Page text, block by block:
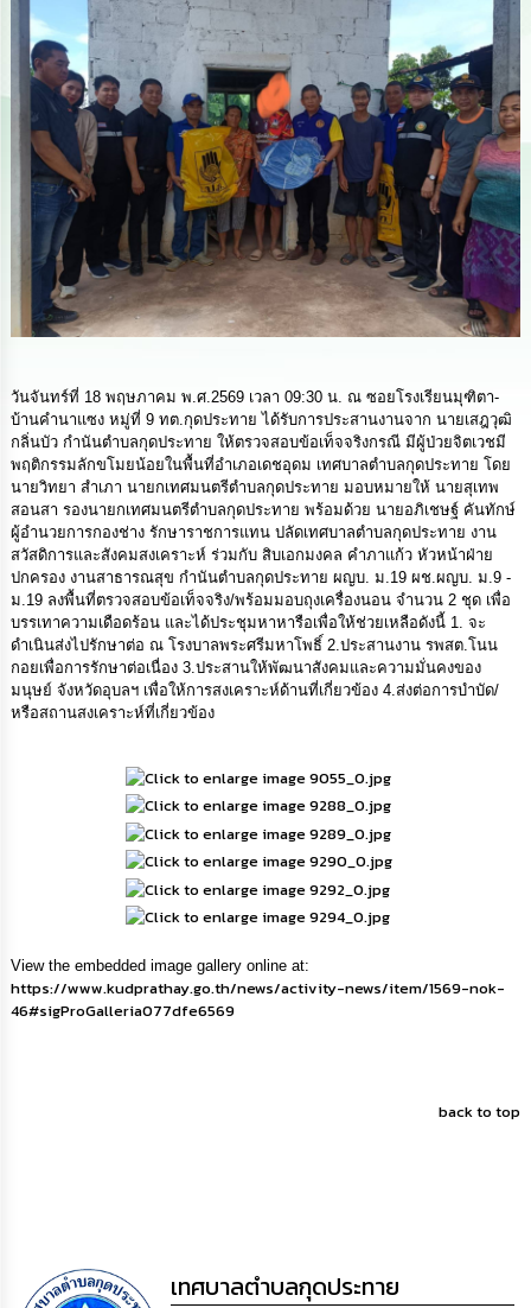
การ
คลัง
นโยบาย
No
Gift
Policy
การ
ดำเนิน
การ
เพื่อ
ป้องกัน
การ
มาตรการ
ส่ง
เสริม
คุณธรรม
และ
ความ
โปร่งใส
ร้อง
เรียน
ร้อง
ทุกข์
ท้อง
ถิ่น
ของ
ติดต่อ
วันจันทร์ที่ 18 พฤษภาคม พ.ศ.2569 เวลา 09:30 น. ณ ซอยโรงเรียนมุฑิตา-
บ้านคำนาแซง หมู่ที่ 9 ทต.กุดประทาย ได้รับการประสานงานจาก นายเสฎวุฒิ
กลิ่นบัว กำนันตำบลกุดประทาย ให้ตรวจสอบข้อเท็จจริงกรณี มีผู้ป่วยจิตเวชมี
พฤติกรรมลักขโมยน้อยในพื้นที่อำเภอเดชอุดม เทศบาลตำบลกุดประทาย โดย
นายวิทยา สำเภา นายกเทศมนตรีตำบลกุดประทาย มอบหมายให้ นายสุเทพ
สอนสา รองนายกเทศมนตรีตำบลกุดประทาย พร้อมด้วย นายอภิเชษฐ์ คันทักษ์
ผู้อำนวยการกองช่าง รักษาราชการแทน ปลัดเทศบาลตำบลกุดประทาย งาน
สวัสดิการและสังคมสงเคราะห์ ร่วมกับ สิบเอกมงคล คำภาแก้ว หัวหน้าฝ่าย
ปกครอง งานสาธารณสุข กำนันตำบลกุดประทาย ผญบ. ม.19 ผช.ผญบ. ม.9 -
ม.19 ลงพื้นที่ตรวจสอบข้อเท็จจริง/พร้อมมอบถุงเครื่องนอน จำนวน 2 ชุด เพื่อ
บรรเทาความเดือดร้อน และได้ประชุมหาหารือเพื่อให้ช่วยเหลือดังนี้ 1. จะ
ดำเนินส่งไปรักษาต่อ ณ โรงบาลพระศรีมหาโพธิ์ 2.ประสานงาน รพสต.โนน
กอยเพื่อการรักษาต่อเนื่อง 3.ประสานให้พัฒนาสังคมและความมั่นคงของ
มนุษย์ จังหวัดอุบลฯ เพื่อให้การสงเคราะห์ด้านที่เกี่ยวข้อง 4.ส่งต่อการบำบัด/
หรือสถานสงเคราะห์ที่เกี่ยวข้อง
View the embedded image gallery online at:
https://www.kudprathay.go.th/news/activity-news/item/1569-nok-
46#sigProGalleria077dfe6569
back to top
เทศบาลตำบลกุดประทาย